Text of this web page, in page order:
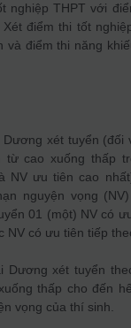
nghiệp THPT với
điểm thi tốt
và điểm thi năng
xét tuyển (đối
cao xuống thấp
NV ưu tiên cao
nguyện vọng
01 (một) NV có
NV có ưu tiên tiếp
Dương xét tuyển
thấp cho đến
vọng của thí sinh.